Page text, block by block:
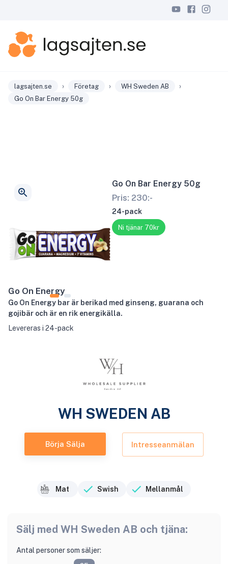
lagsajten.se › Företag › WH Sweden AB ›
Go On Bar Energy 50g
Go On Bar Energy 50g
Pris: 230:-
24-pack
Ni tjänar 70kr
Go On Energy
Go On Energy bar är berikad med ginseng, guarana och
gojibär och är en rik energikälla.
Levereras i 24-pack
WH SWEDEN AB
Börja Sälja Intresseanmälan
Mat Swish Mellanmål
Sälj med WH Sweden AB och tjäna:
Antal personer som säljer: